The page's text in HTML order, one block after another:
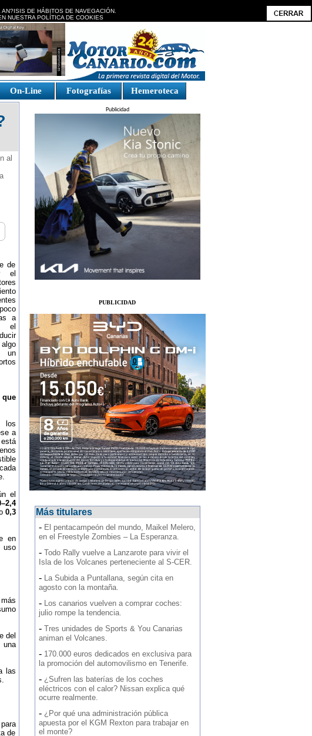
DE HÁBITOS DE NAVEGACIÓN.
NUESTRA POLÍTICA DE COOKIES
On-Line Fotografías Hemeroteca
al
de
el
a
el
un
los
a
el
0,3
en
uso
del
una
las
de
Publicidad
PUBLICIDAD
Más titulares
- El pentacampeón del mundo, Maikel Melero,
en el Freestyle Zombies – La Esperanza.
- Todo Rally vuelve a Lanzarote para vivir el
Isla de los Volcanes perteneciente al S-CER.
- La Subida a Puntallana, según cita en
agosto con la montaña.
- Los canarios vuelven a comprar coches:
julio rompe la tendencia.
- Tres unidades de Sports & You Canarias
animan el Volcanes.
- 170.000 euros dedicados en exclusiva para
la promoción del automovilismo en Tenerife.
- ¿Sufren las baterías de los coches
eléctricos con el calor? Nissan explica qué
ocurre realmente.
- ¿Por qué una administración pública
apuesta por el KGM Rexton para trabajar en
el monte?